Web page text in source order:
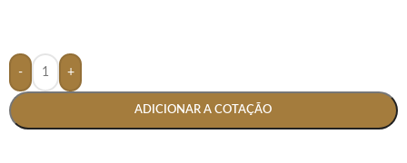
- +
ADICIONAR A COTAÇÃO